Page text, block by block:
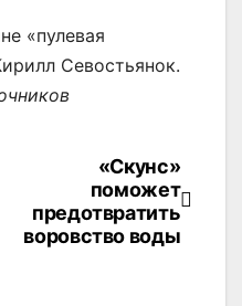
«пулевая
Севостьянок.
«Скунс»
поможет
предотвратить
воровство воды